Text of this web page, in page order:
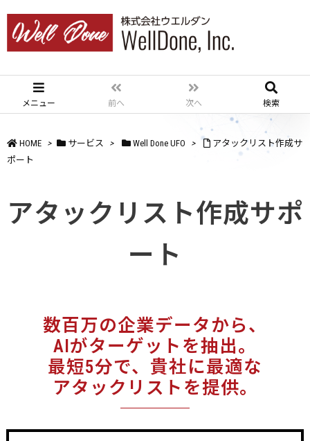
メニュー 前へ 次へ 検索
HOME > サービス > Well Done UFO >
アタックリスト作成サ
ポート
アタックリスト作成サポ
ート
数百万の企業データから、
AIがターゲットを抽出。
最短5分で、 貴社に最適な
アタックリストを提供。